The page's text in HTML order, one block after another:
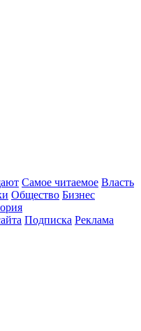
Самое читаемое Власть
Общество Бизнес
Подписка Реклама